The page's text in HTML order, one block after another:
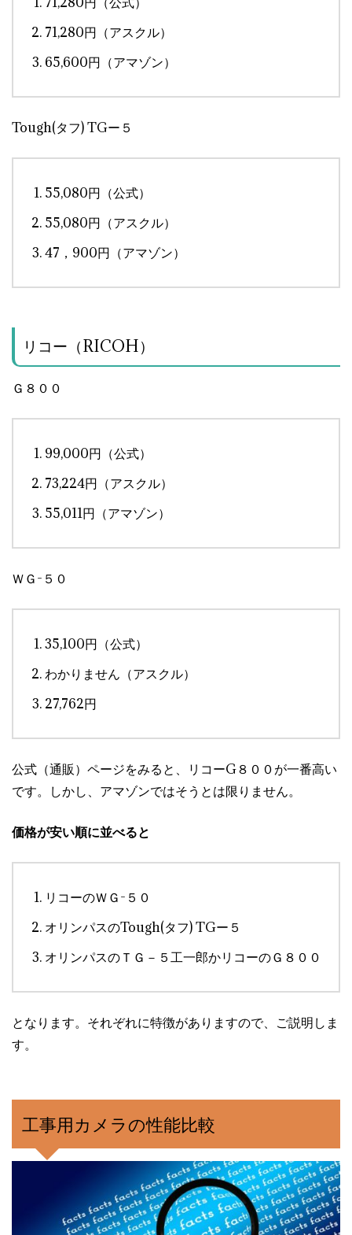
71,280円（アスクル）
65,600円（アマゾン）
Tough(タフ) TGー５
55,080円（公式）
55,080円（アスクル）
47，900円（アマゾン）
リコー（RICOH）
Ｇ８００
99,000円（公式）
73,224円（アスクル）
55,011円（アマゾン）
ＷＧ-５０
35,100円（公式）
わかりません（アスクル）
27,762円
公式（通販）ページをみると、リコーG８００が一番高い
です。しかし、アマゾンではそうとは限りません。
価格が安い順に並べると
リコーのＷＧ-５０
オリンパスのTough(タフ) TGー５
オリンパスのＴＧ－５工一郎かリコーのＧ８００
となります。それぞれに特徴がありますので、ご説明しま
す。
工事用カメラの性能比較